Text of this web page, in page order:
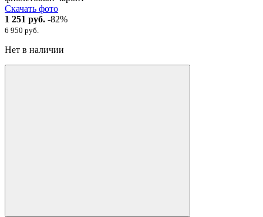
Скачать фото
1 251 руб. -82%
6 950 руб.
Нет в наличии